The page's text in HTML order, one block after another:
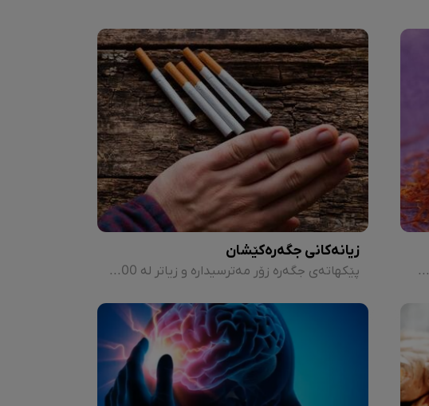
زەعفەران یەکێکە لەو گیایانەی مەترسیی تووشبوون بە شێرپەنجە بۆ نزمترین ئاست دادەبەزێنێ. زەعفەران بڵاوبوونەوەی خانە شێرپەنجەیییەکان لە جەستەدا ڕادەگرێت.
زیانەکانی جگەرەکێشان
پێکهاتەی جگەرە زۆر مەترسیدارە و زیاتر لە 600 ماددەی کیمیاییی زیانبەخشی تێدایە کە سەرەکیترینیان بریتییە لە "نیکۆتین، کاربۆن، مۆنۆئۆکساید، تار، سیانە هایدرۆجین، ئامۆنیا و چەندین پێکهاتەی دیکەی تامدار و بۆندار" بۆ ئاڵوودەبوونی کەسی جگەرەکێش، بۆ ئەوەی کاریگەریی لەسەر دروست بکات.